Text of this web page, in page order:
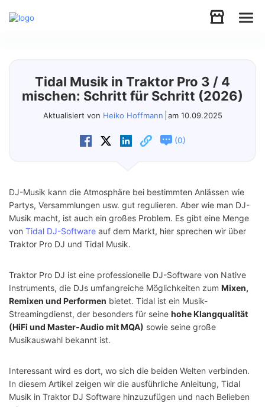
Video
Store
Tidal Musik in Traktor Pro 3 / 4
mischen: Schritt für Schritt (2026)
Aktualisiert von Heiko Hoffmann am 10.09.2025
(0)
DJ-Musik kann die Atmosphäre bei bestimmten Anlässen wie
Partys, Versammlungen usw. gut regulieren. Aber wie man DJ-
Musik macht, ist auch ein großes Problem. Es gibt eine Menge
von Tidal DJ-Software auf dem Markt, hier sprechen wir über
Traktor Pro DJ und Tidal Musik.
Traktor Pro DJ ist eine professionelle DJ-Software von Native
Instruments, die DJs umfangreiche Möglichkeiten zum Mixen,
Remixen und Performen bietet. Tidal ist ein Musik-
Streamingdienst, der besonders für seine hohe Klangqualität
(HiFi und Master-Audio mit MQA) sowie seine große
Musikauswahl bekannt ist.
Interessant wird es dort, wo sich die beiden Welten verbinden.
In diesem Artikel zeigen wir die ausführliche Anleitung, Tidal
Musik in Traktor DJ Software hinzuzufügen und nach Belieben